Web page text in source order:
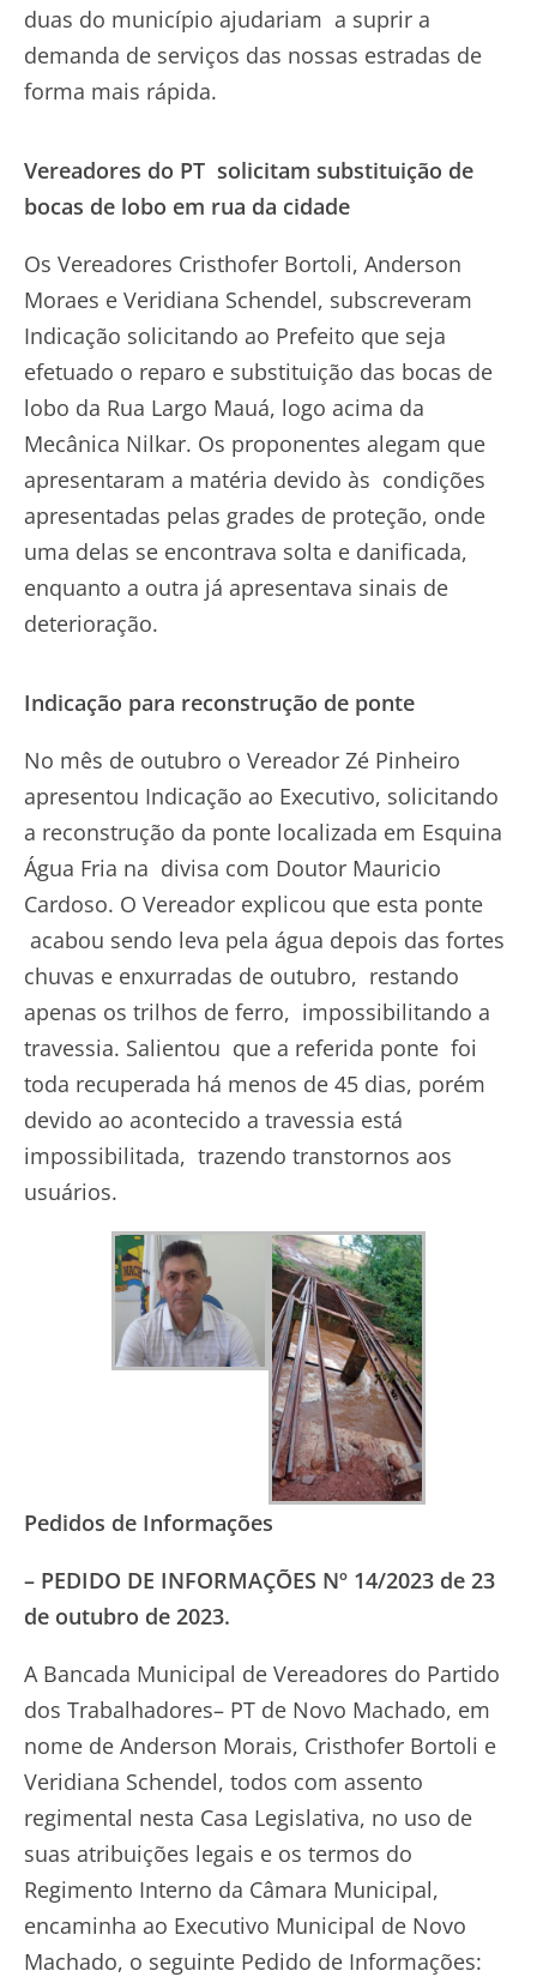
duas do município ajudariam a suprir a
demanda de serviços das nossas estradas de
forma mais rápida.
Vereadores do PT solicitam substituição de
bocas de lobo em rua da cidade
Os Vereadores Cristhofer Bortoli, Anderson
Moraes e Veridiana Schendel, subscreveram
Indicação solicitando ao Prefeito que seja
efetuado o reparo e substituição das bocas de
lobo da Rua Largo Mauá, logo acima da
Mecânica Nilkar. Os proponentes alegam que
apresentaram a matéria devido às condições
apresentadas pelas grades de proteção, onde
uma delas se encontrava solta e danificada,
enquanto a outra já apresentava sinais de
deterioração.
Indicação para reconstrução de ponte
No mês de outubro o Vereador Zé Pinheiro
apresentou Indicação ao Executivo, solicitando
a reconstrução da ponte localizada em Esquina
Água Fria na divisa com Doutor Mauricio
Cardoso. O Vereador explicou que esta ponte
acabou sendo leva pela água depois das fortes
chuvas e enxurradas de outubro, restando
apenas os trilhos de ferro, impossibilitando a
travessia. Salientou que a referida ponte foi
toda recuperada há menos de 45 dias, porém
devido ao acontecido a travessia está
impossibilitada, trazendo transtornos aos
usuários.
Pedidos de Informações
– PEDIDO DE INFORMAÇÕES Nº 14/2023 de 23
de outubro de 2023.
A Bancada Municipal de Vereadores do Partido
dos Trabalhadores– PT de Novo Machado, em
nome de Anderson Morais, Cristhofer Bortoli e
Veridiana Schendel, todos com assento
regimental nesta Casa Legislativa, no uso de
suas atribuições legais e os termos do
Regimento Interno da Câmara Municipal,
encaminha ao Executivo Municipal de Novo
Machado, o seguinte Pedido de Informações: